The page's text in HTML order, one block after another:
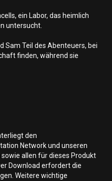
ein Labor, das heimlich
untersucht.
Sam Teil des Abenteuers, bei
finden, während sie
den
Network und unseren
allen für dieses Produkt
Download erfordert die
Weitere wichtige